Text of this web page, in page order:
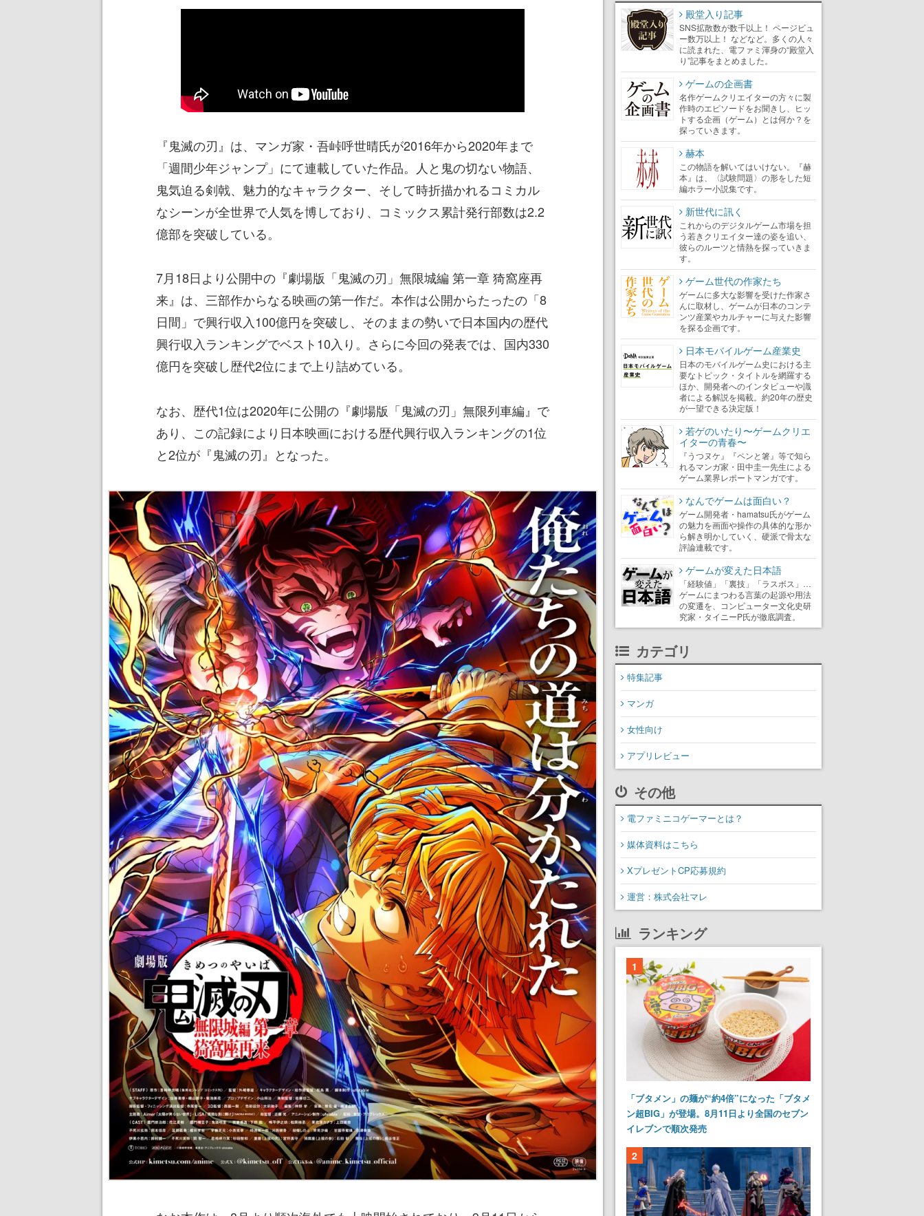
『鬼滅の刃』は、マンガ家・吾峠呼世晴氏が2016年から2020年まで
「週間少年ジャンプ」にて連載していた作品。人と鬼の切ない物語、
鬼気迫る剣戟、魅力的なキャラクター、そして時折描かれるコミカル
なシーンが全世界で人気を博しており、コミックス累計発行部数は2.2
億部を突破している。
7月18日より公開中の『劇場版「鬼滅の刃」無限城編 第一章 猗窩座再
来』は、三部作からなる映画の第一作だ。本作は公開からたったの「8
日間」で興行収入100億円を突破し、そのままの勢いで日本国内の歴代
興行収入ランキングでベスト10入り。さらに今回の発表では、国内330
億円を突破し歴代2位にまで上り詰めている。
なお、歴代1位は2020年に公開の『劇場版「鬼滅の刃」無限列車編』で
あり、この記録により日本映画における歴代興行収入ランキングの1位
と2位が『鬼滅の刃』となった。
殿堂入り記事
SNS拡散数が数千以上！ ページビュ
ー数万以上！ などなど。多くの人々
に読まれた、電ファミ渾身の“殿堂入
り”記事をまとめました。
ゲームの企画書
名作ゲームクリエイターの方々に製
作時のエピソードをお聞きし、ヒッ
トする企画（ゲーム）とは何か？を
探っていきます。
赫本
この物語を解いてはいけない。『赫
本』は、〈試験問題〉の形をした短
編ホラー小説集です。
新世代に訊く
これからのデジタルゲーム市場を担
う若きクリエイター達の姿を追い、
彼らのルーツと情熱を探っていきま
す。
ゲーム世代の作家たち
ゲームに多大な影響を受けた作家さ
んに取材し、ゲームが日本のコンテ
ンツ産業やカルチャーに与えた影響
を探る企画です。
日本モバイルゲーム産業史
日本のモバイルゲーム史における主
要なトピック・タイトルを網羅する
ほか、開発者へのインタビューや識
者による解説を掲載。約20年の歴史
が一望できる決定版！
若ゲのいたり〜ゲームクリエ
イターの青春〜
『うつヌケ』『ペンと箸』等で知ら
れるマンガ家・田中圭一先生による
ゲーム業界レポートマンガです。
なんでゲームは面白い？
ゲーム開発者・hamatsu氏がゲーム
の魅力を画面や操作の具体的な形か
ら解き明かしていく、硬派で骨太な
評論連載です。
ゲームが変えた日本語
「経験値」「裏技」「ラスボス」…
ゲームにまつわる言葉の起源や用法
の変遷を、コンピューター文化史研
究家・タイニーP氏が徹底調査。
カテゴリ
特集記事
マンガ
女性向け
アプリレビュー
その他
電ファミニコゲーマーとは？
媒体資料はこちら
XプレゼントCP応募規約
運営：株式会社マレ
ランキング
1
「ブタメン」の麺が“約4倍”になった「ブタメ
ン超BIG」が登場。8月11日より全国のセブン
イレブンで順次発売
2